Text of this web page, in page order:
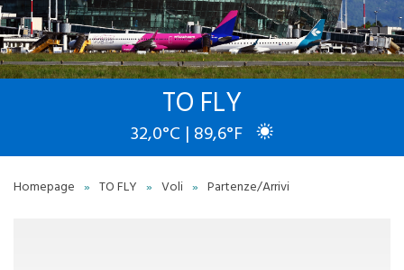
TO FLY
32,0°C | 89,6°F
Homepage » TO FLY » Voli » Partenze/Arrivi